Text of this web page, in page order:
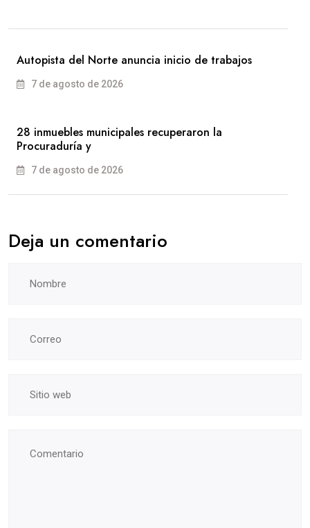
Autopista del Norte anuncia inicio de trabajos
7 de agosto de 2026
28 inmuebles municipales recuperaron la
Procuraduría y
7 de agosto de 2026
Deja un comentario